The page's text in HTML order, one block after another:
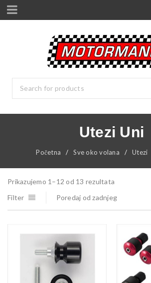
Utezi Uni
Početna / Sve oko volana / Utezi
Prikazujemo 1–12 od 13 rezultata
Filter
Poredaj od zadnjeg